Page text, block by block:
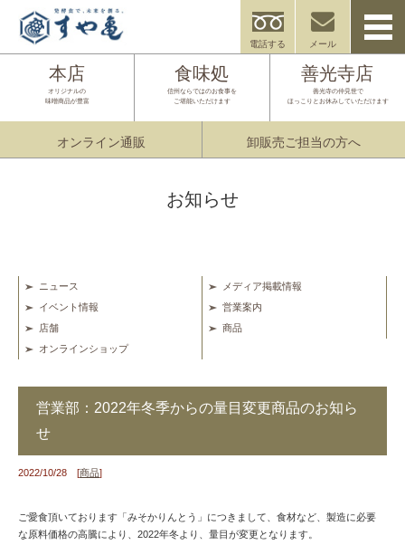
電話する メール
本店
オリジナルの
味噌商品が豊富
食味処
信州ならではのお食事を
ご堪能いただけます
善光寺店
善光寺の仲見世で
ほっこりとお休みしていただけます
オンライン通販 卸販売ご担当の方へ
お知らせ
ニュース
メディア掲載情報
イベント情報
営業案内
店舗
商品
オンラインショップ
営業部：2022年冬季からの量目変更商品のお知ら
せ
2022/10/28 [商品]
ご愛食頂いております「みそかりんとう」につきまして、食材など、製造に必要
な原料価格の高騰により、2022年冬より、量目が変更となります。